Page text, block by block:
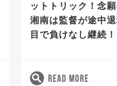
ットトリック！念
湘南は監督が途中
目で負けなし継続！
READ MORE